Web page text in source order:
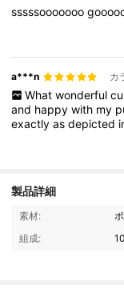
sssssooooooo
a***n
What wonderful
and happywith my
exactlyasdepicted
製品詳細
素材:
組成: